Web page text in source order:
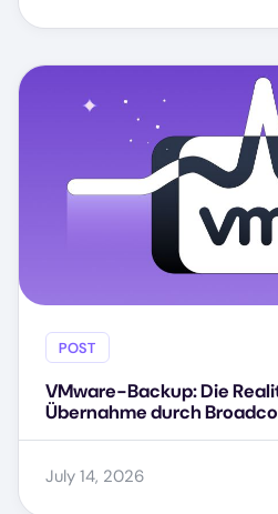
POST
VMware-Backup: Die
Übernahme durch
July 14, 2026